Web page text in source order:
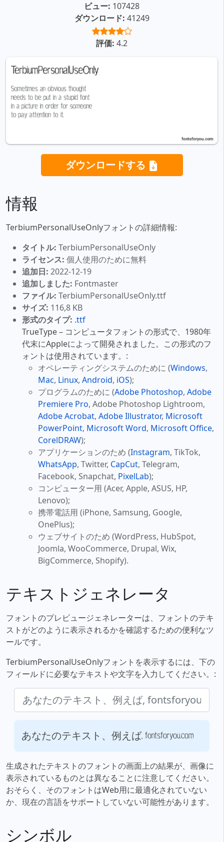
ビュー: 107428
ダウンロード: 41249
評価: 4.2
ダウンロードする
情報
TerbiumPersonalUseOnlyフォントの詳細情報:
タイトル: TerbiumPersonalUseOnly
ライセンス: 個人使用のために無料
追加日: 2022-12-19
追加しました: Fontmaster
ファイル: TerbiumPersonalUseOnly.ttf
サイズ: 116,8 KB
形式のタイプ: .ttf
TrueType – コンピュータフォントの形式で、1980年
代末にAppleによって開発されました。この形式のフ
ォントは使用されています。:
オペレーティングシステムのために (Windows,
Mac, Linux, Android, iOS);
プログラムのために (Adobe Photoshop, Adobe
Premiere Pro, Adobe Photoshop Lightroom,
Adobe Acrobat, Adobe Illustrator, Microsoft
PowerPoint, Microsoft Word, Microsoft Office,
CorelDRAW);
アプリケーションのため (Instagram, TikTok,
WhatsApp, Twitter, CapCut, Telegram,
Facebook, Snapchat, PixelLab);
コンピューター用 (Acer, Apple, ASUS, HP,
Lenovo);
携帯電話用 (iPhone, Samsung, Google,
OnePlus);
ウェブサイトのため (WordPress, HubSpot,
Joomla, WooCommerce, Drupal, Wix,
BigCommerce, Shopify).
テキストジェネレータ
フォントのプレビュージェネレーターは、フォントのテキ
ストがどのように表示されるかを確認するための便利なツ
ールです。
TerbiumPersonalUseOnlyフォントを表示するには、下の
フィールドに必要なテキストや文字を入力してください。:
あなたのテキスト、例えば, fontsforyou.com
生成されたテキストのフォントの画面上の結果が、画像に
表示されているものとは異なることに注意してください。
おそらく、そのフォントはWeb用に最適化されていない
か、現在の言語をサポートしていない可能性があります。
シンボル